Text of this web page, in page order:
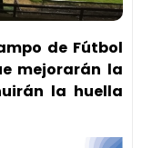
de Fútbol
mejorarán la
la huella